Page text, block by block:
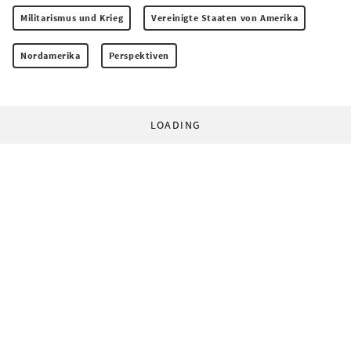
Militarismus und Krieg Vereinigte Staaten von Amerika
Nordamerika Perspektiven
LOADING